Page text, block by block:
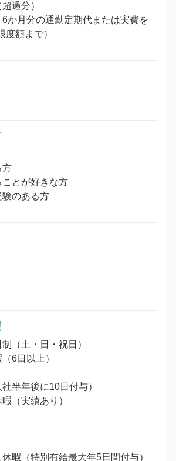
過分）
か月分の通勤定期代または実費を
度額まで）
方
とが好きな方
のある方
（土・日・祝日）
6日以上）
半年後に10日付与）
（実績あり）